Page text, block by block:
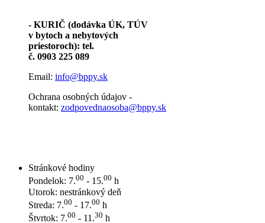
- KURIČ (dodávka ÚK, TÚV
v bytoch a nebytových
priestoroch): tel.
č. 0903 225 089
Email: info@bppy.sk
Ochrana osobných údajov -
kontakt: zodpovednaosoba@bppy.sk
Stránkové hodiny
Pondelok: 7.00 - 15.00 h
Utorok: nestránkový deň
Streda: 7.00 - 17.00 h
Štvrtok: 7.00 - 11.30 h